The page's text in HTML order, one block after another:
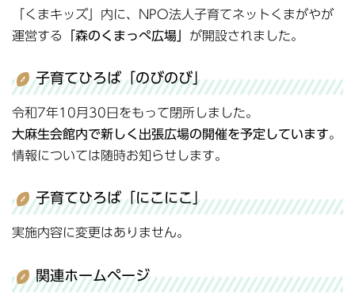
「くまキッズ」内に、NPO法人子育てネットくまがやが
運営する
「森のくまっぺ広場」 が開設されました。
子育てひろば「のびのび」
令和7年10月30日をもって閉所しました。
大麻生会館内で新しく出張広場の開催を予定しています。
情報については随時お知らせします。
子育てひろば「にこにこ」
実施内容に変更はありません。
関連ホームページ